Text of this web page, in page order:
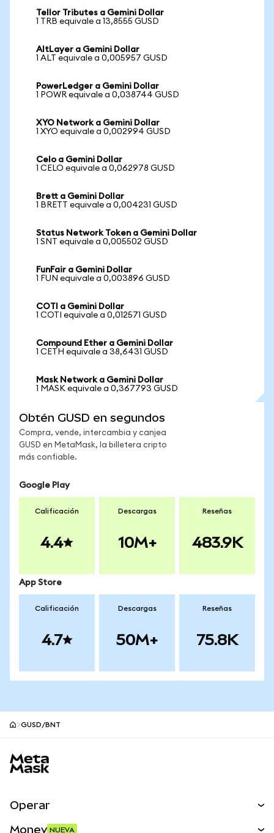
Tellor Tributes a Gemini Dollar
1 TRB equivale a 13,8555 GUSD
AltLayer a Gemini Dollar
1 ALT equivale a 0,005957 GUSD
PowerLedger a Gemini Dollar
1 POWR equivale a 0,038744 GUSD
XYO Network a Gemini Dollar
1 XYO equivale a 0,002994 GUSD
Celo a Gemini Dollar
1 CELO equivale a 0,062978 GUSD
Brett a Gemini Dollar
1 BRETT equivale a 0,004231 GUSD
Status Network Token a Gemini Dollar
1 SNT equivale a 0,005502 GUSD
FunFair a Gemini Dollar
1 FUN equivale a 0,003896 GUSD
COTI a Gemini Dollar
1 COTI equivale a 0,012571 GUSD
Compound Ether a Gemini Dollar
1 CETH equivale a 38,6431 GUSD
Mask Network a Gemini Dollar
1 MASK equivale a 0,367793 GUSD
Obtén GUSD en segundos
Compra, vende, intercambia y canjea
GUSD en MetaMask, la billetera cripto
más confiable.
Google Play
Calificación
4.4
Descargas
10M+
Reseñas
483.9K
App Store
Calificación
4.7
Descargas
50M+
Reseñas
75.8K
GUSD/BNT
Operar
Money NUEVA